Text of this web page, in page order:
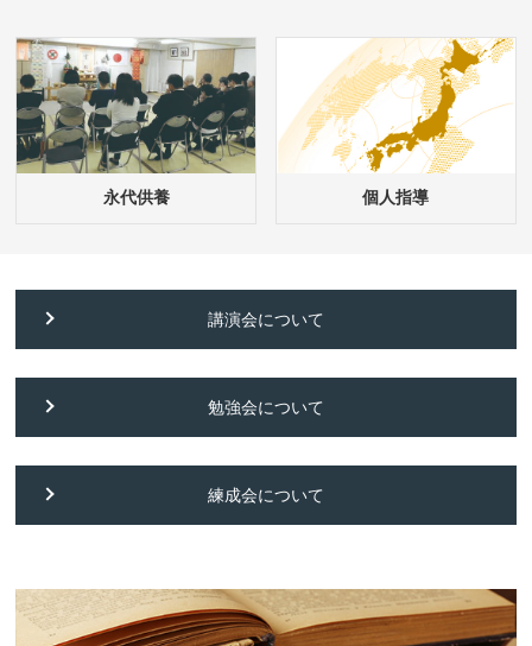
永代供養 個人指導
講演会について
勉強会について
練成会について